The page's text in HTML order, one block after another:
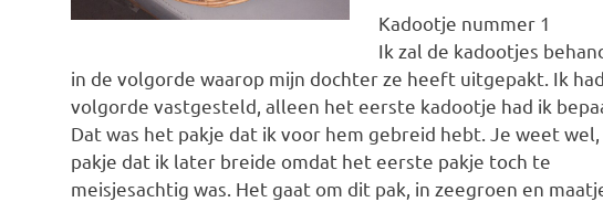
Kadootje nummer 1
Ik zal de kadootjes
in de volgorde waarop mijn dochter ze heeft uitgepakt. Ik
volgorde vastgesteld, alleen het eerste kadootje had ik
Dat was het pakje dat ik voor hem gebreid hebt. Je weet
pakje dat ik later breide omdat het eerste pakje toch te
meisjesachtig was. Het gaat om dit pak, in zeegroen en